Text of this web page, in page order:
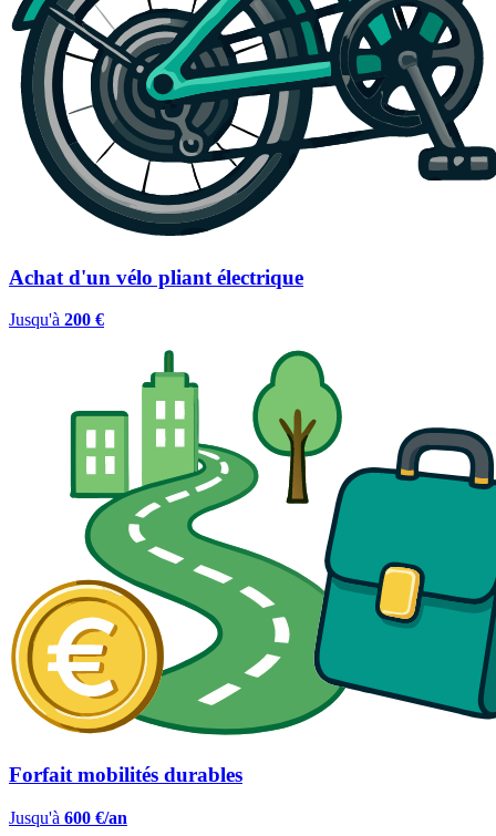
Achat d'un vélo pliant électrique
Jusqu'à 200 €
Forfait mobilités durables
Jusqu'à 600 €/an